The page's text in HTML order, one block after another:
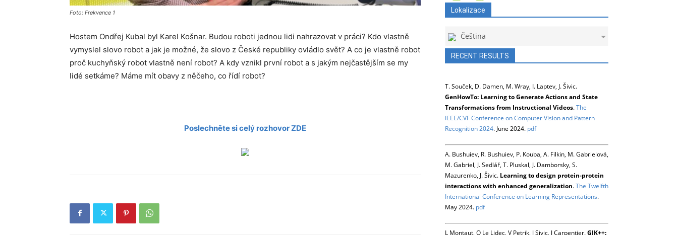
Foto: Frekvence 1
Hostem Ondřej Kubal byl Karel Košnar. Budou roboti jednou lidi nahrazovat v práci? Kdo vlastně
vymyslel slovo robot a jak je možné, že slovo z České republiky ovládlo svět? A co je vlastně robot
proč kuchyňský robot vlastně není robot? A kdy vznikl první robot a s jakým nejčastějším se my
lidé setkáme? Máme mít obavy z něčeho, co řídí robot?
Poslechněte si celý rozhovor ZDE
Lokalizace
Čeština
RECENT RESULTS
T. Souček, D. Damen, M. Wray, I. Laptev, J. Šivic.
GenHowTo: Learning to Generate Actions and State
Transformations from Instructional Videos.The
IEEE/CVF Conference on Computer Vision and Pattern
Recognition 2024. June 2024. pdf
A. Bushuiev, R. Bushuiev, P. Kouba, A. Filkin, M. Gabrielová,
M. Gabriel, J. Sedlář, T. Pluskal, J. Damborsky, S.
Mazurenko, J. Šivic. Learning to design protein-protein
interactions with enhanced generalization.The Twelfth
International Conference on Learning Representations.
May 2024. pdf
L Montaut, Q Le Lidec, V Petrik, J Sivic, J Carpentier.GJK++: